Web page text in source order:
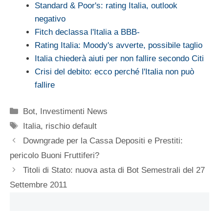
Standard & Poor's: rating Italia, outlook
negativo
Fitch declassa l'Italia a BBB-
Rating Italia: Moody's avverte, possibile taglio
Italia chiederà aiuti per non fallire secondo Citi
Crisi del debito: ecco perché l'Italia non può
fallire
Categorie
Bot, Investimenti News
Tag
Italia, rischio default
Downgrade per la Cassa Depositi e Prestiti:
pericolo Buoni Fruttiferi?
Titoli di Stato: nuova asta di Bot Semestrali del 27
Settembre 2011